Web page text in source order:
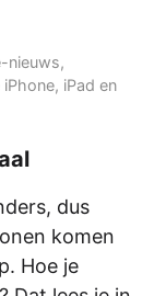
nieuws,
iPad en
dus
komen
Hoe je